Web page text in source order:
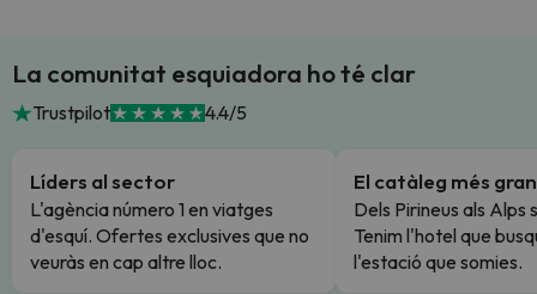
La comunitat esquiadora ho té clar
Trustpilot 4.4/5
Líders al sector
L'agència número 1 en viatges
d'esquí. Ofertes exclusives que no
veuràs en cap altre lloc.
El catàleg més gran
Dels Pirineus als Alps
Tenim l'hotel que
l'estació que somies.